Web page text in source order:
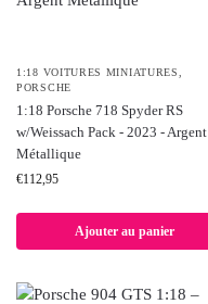
1:18 VOITURES MINIATURES,
PORSCHE
1:18 Porsche 718 Spyder RS
w/Weissach Pack - 2023 - Argent
Métallique
€112,95
Ajouter au panier